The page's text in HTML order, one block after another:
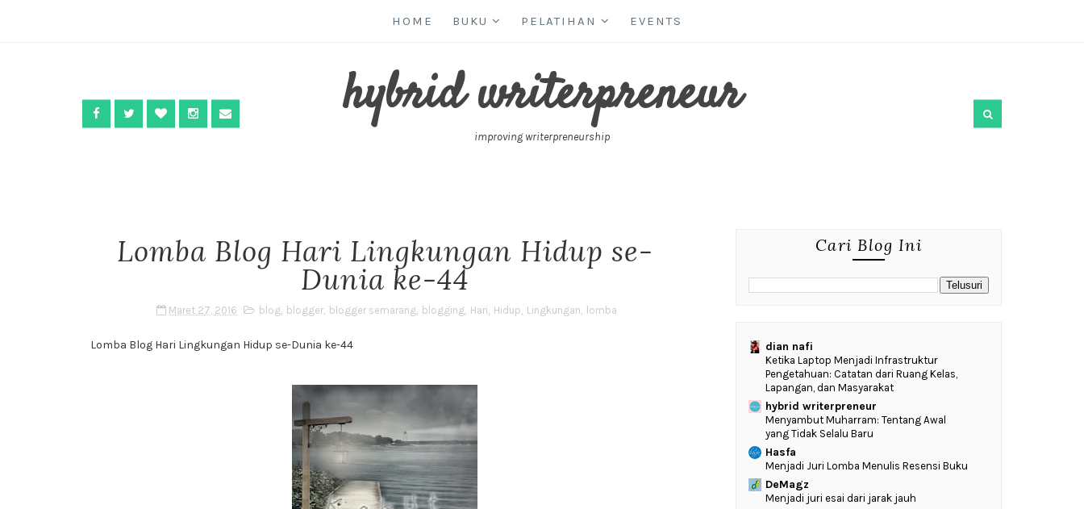
HOME BUKU PELATIHAN EVENTS
hybrid writerpreneur
improving writerpreneurship
Lomba Blog Hari Lingkungan Hidup se-
Dunia ke-44
Maret 27, 2016 blog, blogger, blogger semarang, blogging, Hari, Hidup, Lingkungan, lomba
Lomba Blog Hari Lingkungan Hidup se-Dunia ke-44
Cari Blog Ini
dian nafi
Ketika Laptop Menjadi Infrastruktur
Pengetahuan: Catatan dari Ruang Kelas,
Lapangan, dan Masyarakat
hybrid writerpreneur
Menyambut Muharram: Tentang Awal
yang Tidak Selalu Baru
Hasfa
Menjadi Juri Lomba Menulis Resensi Buku
DeMagz
Menjadi juri esai dari jarak jauh